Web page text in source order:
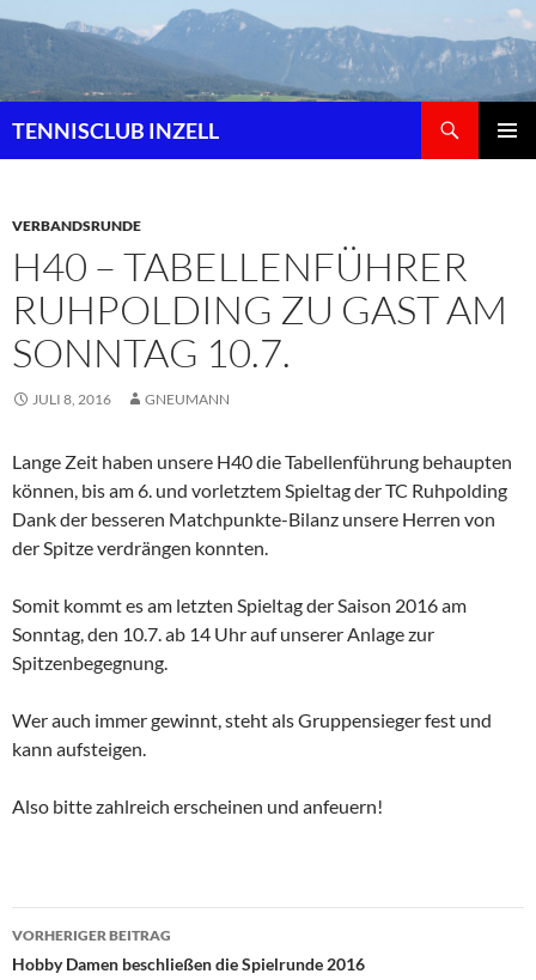
Zum
Inhalt
TENNISCLUB INZELL
VERBANDSRUNDE
H40 – TABELLENFÜHRER
RUHPOLDING ZU GAST AM
SONNTAG 10.7.
JULI 8, 2016 GNEUMANN
Lange Zeit haben unsere H40 die Tabellenführung behaupten
können, bis am 6. und vorletztem Spieltag der TC Ruhpolding
Dank der besseren Matchpunkte-Bilanz unsere Herren von
der Spitze verdrängen konnten.
Somit kommt es am letzten Spieltag der Saison 2016 am
Sonntag, den 10.7. ab 14 Uhr auf unserer Anlage zur
Spitzenbegegnung.
Wer auch immer gewinnt, steht als Gruppensieger fest und
kann aufsteigen.
Also bitte zahlreich erscheinen und anfeuern!
Beitragsnavigation
VORHERIGER BEITRAG
Hobby Damen beschließen die Spielrunde 2016